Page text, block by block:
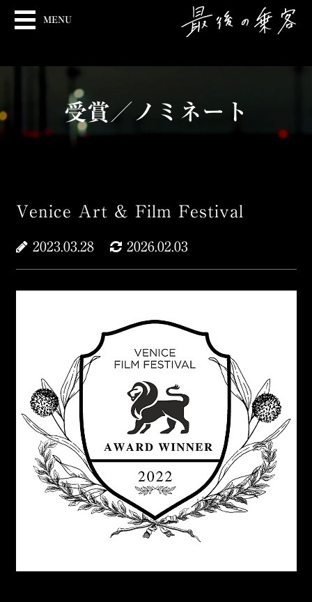
MENU
受賞／ノミネート
Venice Art & Film Festival
2023.03.28 2026.02.03